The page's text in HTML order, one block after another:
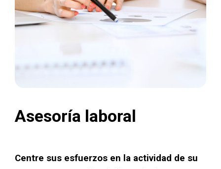
Asesoría laboral
Centre sus esfuerzos en la actividad de su